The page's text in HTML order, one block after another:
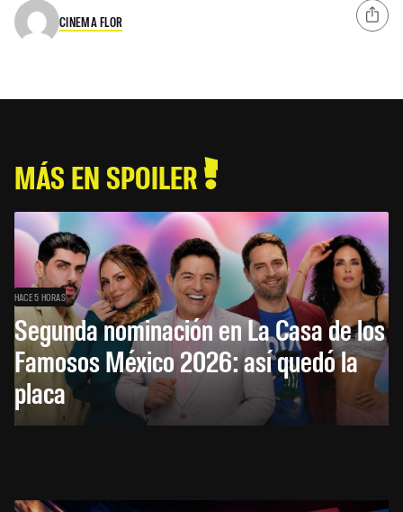
CINEMA FLOR
MÁS EN SPOILER
HACE 5 HORAS
Segunda nominación en La Casa de los
Famosos México 2026: así quedó la
placa